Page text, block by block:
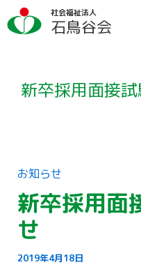
容
を
社会福祉法人
石鳥谷会
新卒採用面接
お知らせ
新卒採用面
せ
2019年4月18日
ア
ー
カ